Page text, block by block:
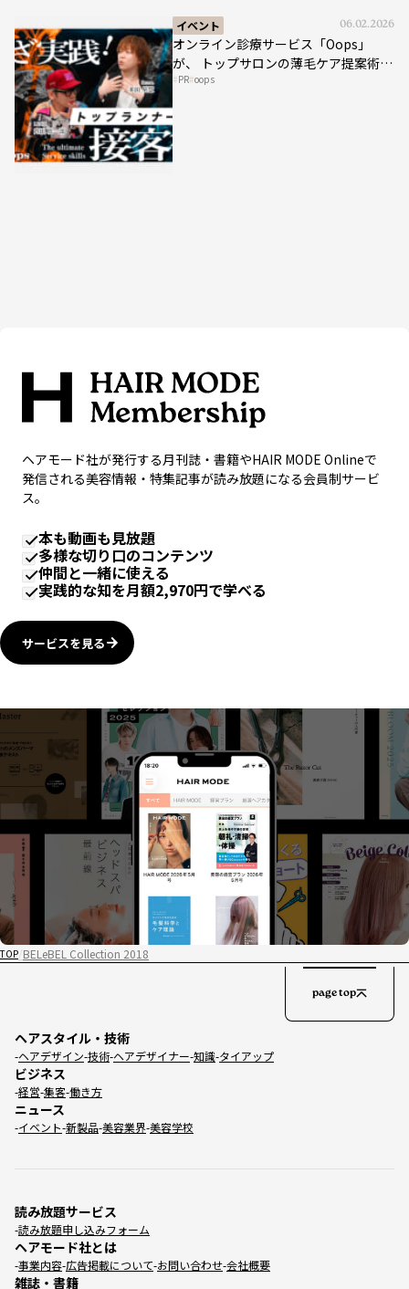
イベント 06.02.2026
オンライン診療サービス「Oops」
が、 トップサロンの薄毛ケア提案術を
HAIRCAMPで公開！
PR oops
ヘアモード社が発行する月刊誌・書籍やHAIR MODE Onlineで
発信される美容情報・特集記事が読み放題になる会員制サービ
ス。
本も動画も見放題
多様な切り口のコンテンツ
仲間と一緒に使える
実践的な知を月額2,970円で学べる
サービスを見る
TOP BELeBEL Collection 2018
ヘアスタイル・技術
ヘアデザイン 技術 ヘアデザイナー 知識 タイアップ
ビジネス
経営 集客 働き方
ニュース
イベント 新製品 美容業界 美容学校
読み放題サービス
読み放題申し込みフォーム
ヘアモード社とは
事業内容 広告掲載について お問い合わせ 会社概要
雑誌・書籍
page top